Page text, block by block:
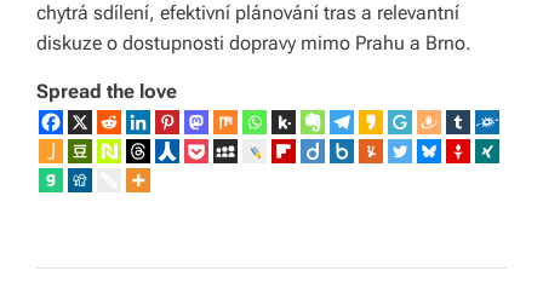
chytrá sdílení, efektivní plánování tras a relevantní
diskuze o dostupnosti dopravy mimo Prahu a Brno.
Spread the love